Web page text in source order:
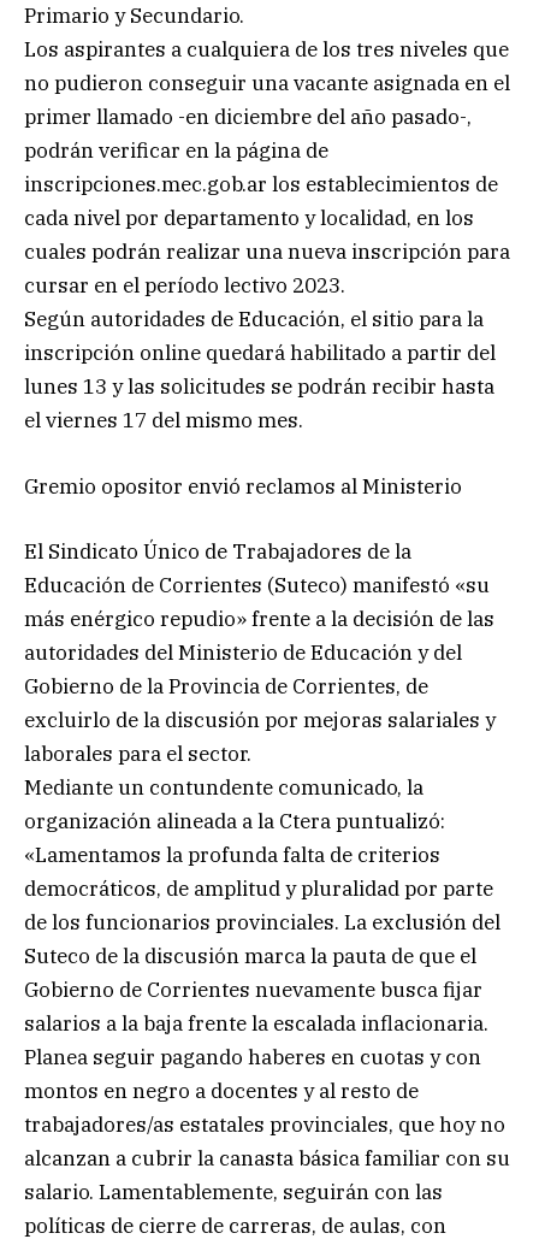
Primario y Secundario.
Los aspirantes a cualquiera de los tres niveles que
no pudieron conseguir una vacante asignada en el
primer llamado -en diciembre del año pasado-,
podrán verificar en la página de
inscripciones.mec.gob.ar los establecimientos de
cada nivel por departamento y localidad, en los
cuales podrán realizar una nueva inscripción para
cursar en el período lectivo 2023.
Según autoridades de Educación, el sitio para la
inscripción online quedará habilitado a partir del
lunes 13 y las solicitudes se podrán recibir hasta
el viernes 17 del mismo mes.
Gremio opositor envió reclamos al Ministerio
El Sindicato Único de Trabajadores de la
Educación de Corrientes (Suteco) manifestó «su
más enérgico repudio» frente a la decisión de las
autoridades del Ministerio de Educación y del
Gobierno de la Provincia de Corrientes, de
excluirlo de la discusión por mejoras salariales y
laborales para el sector.
Mediante un contundente comunicado, la
organización alineada a la Ctera puntualizó:
«Lamentamos la profunda falta de criterios
democráticos, de amplitud y pluralidad por parte
de los funcionarios provinciales. La exclusión del
Suteco de la discusión marca la pauta de que el
Gobierno de Corrientes nuevamente busca fijar
salarios a la baja frente la escalada inflacionaria.
Planea seguir pagando haberes en cuotas y con
montos en negro a docentes y al resto de
trabajadores/as estatales provinciales, que hoy no
alcanzan a cubrir la canasta básica familiar con su
salario. Lamentablemente, seguirán con las
políticas de cierre de carreras, de aulas, con